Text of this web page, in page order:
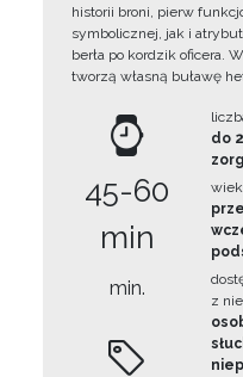
historii broni, pierw
symbolicznej, jak i
berła po kordzik oficera.
tworzą własną buławę
45-60
min
min.
do
z